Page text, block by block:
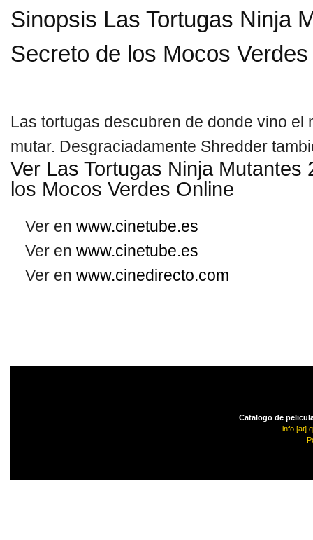
Sinopsis Las Tortugas Ninja
Secreto de los Mocos Verdes
Las tortugas descubren de donde vino el
mutar. Desgraciadamente Shredder
Ver Las Tortugas Ninja Mutantes
los Mocos Verdes Online
Ver en www.cinetube.es
Ver en www.cinetube.es
Ver en www.cinedirecto.com
Catalogo de
info [at]